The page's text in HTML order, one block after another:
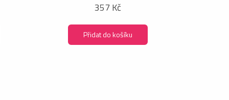
357 Kč
Přidat do košíku